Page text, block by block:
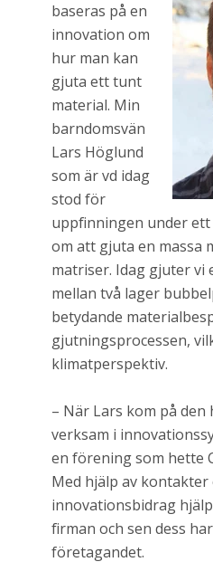
baseras på en
innovation om
hur man kan
gjuta ett tunt
material. Min
barndomsvän
Lars Höglund
som är vd idag
stod för
uppfinningen under
om att gjuta en massa
matriser. Idag gjuter vi
mellan två lager
betydande
gjutningsprocessen,
klimatperspektiv.
– När Lars kom på den
verksam i
en förening som hette
Med hjälp av kontakter
innovationsbidrag
firman och sen dess
företagandet.